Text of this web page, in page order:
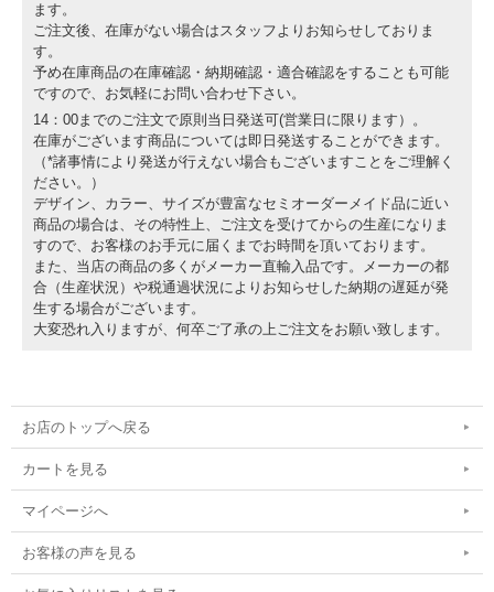
ます。
ご注文後、在庫がない場合はスタッフよりお知らせしておりま
す。
予め在庫商品の在庫確認・納期確認・適合確認をすることも可能
ですので、お気軽にお問い合わせ下さい。
14：00までのご注文で原則当日発送可(営業日に限ります）。
在庫がございます商品については即日発送することができます。
（*諸事情により発送が行えない場合もございますことをご理解く
ださい。）
デザイン、カラー、サイズが豊富なセミオーダーメイド品に近い
商品の場合は、その特性上、ご注文を受けてからの生産になりま
すので、お客様のお手元に届くまでお時間を頂いております。
また、当店の商品の多くがメーカー直輸入品です。メーカーの都
合（生産状況）や税通過状況によりお知らせした納期の遅延が発
生する場合がございます。
大変恐れ入りますが、何卒ご了承の上ご注文をお願い致します。
お店のトップへ戻る
カートを見る
マイページへ
お客様の声を見る